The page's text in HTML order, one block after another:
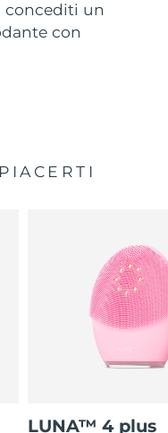
concediti un
con
LUNA™ 4 plus